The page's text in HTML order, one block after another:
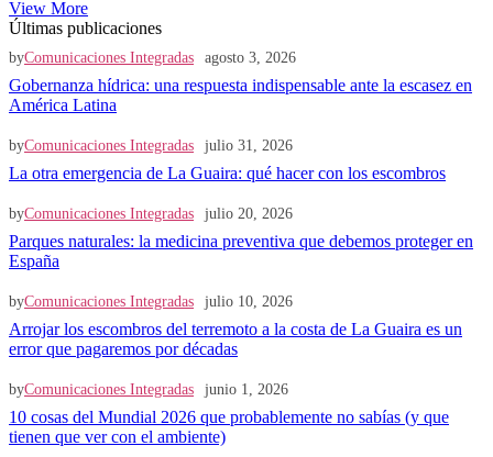
View More
Últimas publicaciones
byComunicaciones Integradas agosto 3, 2026
Gobernanza hídrica: una respuesta indispensable ante la escasez en
América Latina
byComunicaciones Integradas julio 31, 2026
La otra emergencia de La Guaira: qué hacer con los escombros
byComunicaciones Integradas julio 20, 2026
Parques naturales: la medicina preventiva que debemos proteger en
España
byComunicaciones Integradas julio 10, 2026
Arrojar los escombros del terremoto a la costa de La Guaira es un
error que pagaremos por décadas
byComunicaciones Integradas junio 1, 2026
10 cosas del Mundial 2026 que probablemente no sabías (y que
tienen que ver con el ambiente)